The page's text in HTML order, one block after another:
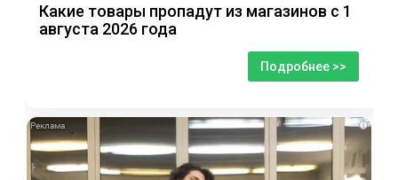
Какие товары пропадут из магазинов с 1
августа 2026 года
Подробнее >>
i